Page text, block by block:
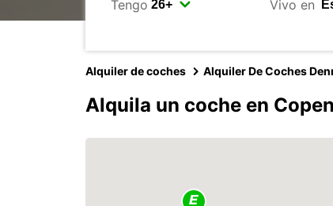
Tengo Vivo en
Alquiler de coches Alquiler De Coches
Alquila un coche en